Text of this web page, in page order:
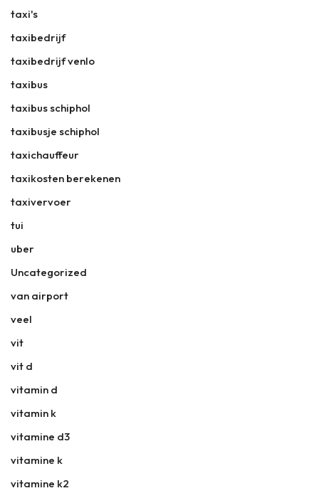
taxi's
taxibedrijf
taxibedrijf venlo
taxibus
taxibus schiphol
taxibusje schiphol
taxichauffeur
taxikosten berekenen
taxivervoer
tui
uber
Uncategorized
van airport
veel
vit
vit d
vitamin d
vitamin k
vitamine d3
vitamine k
vitamine k2